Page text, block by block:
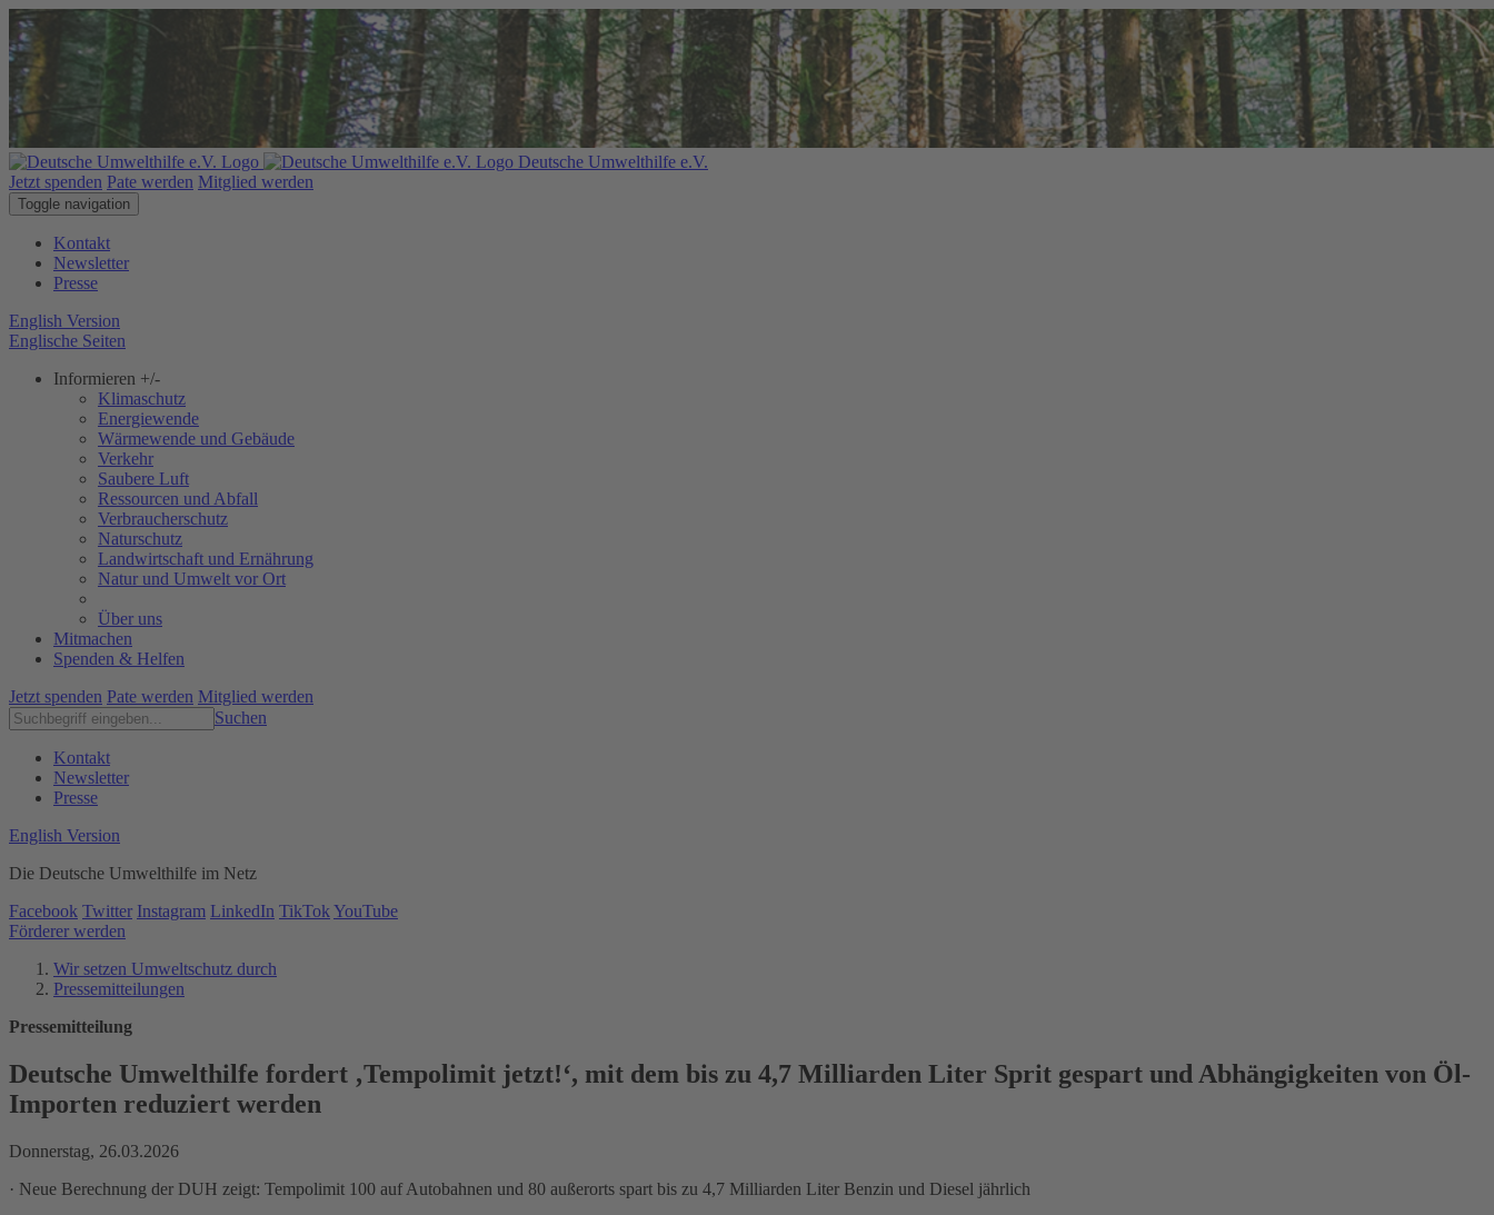
Deutsche Umwelthilfe e.V.
Jetzt spenden Pate werden Mitglied werden
Toggle navigation
Kontakt
Newsletter
Presse
English Version
Englische Seiten
Informieren +/-
Klimaschutz
Energiewende
Wärmewende und Gebäude
Verkehr
Saubere Luft
Ressourcen und Abfall
Verbraucherschutz
Naturschutz
Landwirtschaft und Ernährung
Natur und Umwelt vor Ort
Über uns
Mitmachen
Spenden & Helfen
Jetzt spenden Pate werden Mitglied werden
Suchen
Kontakt
Newsletter
Presse
English Version
Die Deutsche Umwelthilfe im Netz
Facebook Twitter Instagram LinkedIn TikTok YouTube
Förderer werden
Wir setzen Umweltschutz durch
Pressemitteilungen
Pressemitteilung
Deutsche Umwelthilfe fordert ‚Tempolimit jetzt!‘, mit dem bis zu 4,7 Milliarden Liter Sprit gespart und Abhängigkeiten von Öl-
Importen reduziert werden
Donnerstag, 26.03.2026
· Neue Berechnung der DUH zeigt: Tempolimit 100 auf Autobahnen und 80 außerorts spart bis zu 4,7 Milliarden Liter Benzin und Diesel jährlich